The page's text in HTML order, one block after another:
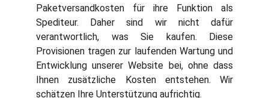
Paketversandkosten für ihre Funktion als
Spediteur. Daher sind wir nicht dafür
verantwortlich, was Sie kaufen. Diese
Provisionen tragen zur laufenden Wartung und
Entwicklung unserer Website bei, ohne dass
Ihnen zusätzliche Kosten entstehen. Wir
schätzen Ihre Unterstützung aufrichtig.